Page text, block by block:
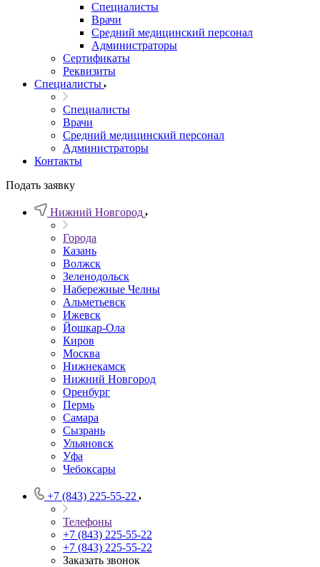
Специалисты
Врачи
Средний медицинский персонал
Администраторы
Сертификаты
Реквизиты
Специалисты
Специалисты
Врачи
Средний медицинский персонал
Администраторы
Контакты
Подать заявку
Нижний Новгород
Города
Казань
Волжск
Зеленодольск
Набережные Челны
Альметьевск
Ижевск
Йошкар-Ола
Киров
Москва
Нижнекамск
Нижний Новгород
Оренбург
Пермь
Самара
Сызрань
Ульяновск
Уфа
Чебоксары
+7 (843) 225-55-22
Телефоны
+7 (843) 225-55-22
+7 (843) 225-55-22
Заказать звонок